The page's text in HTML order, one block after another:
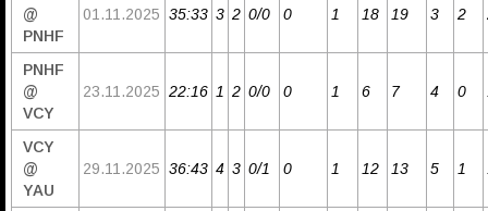
@
PNHF
01.11.2025 35:33 3 2 0/0 0 1 18 19 3 2
PNHF
@
VCY
23.11.2025 22:16 1 2 0/0 0 1 6 7 4 0
VCY
@
YAU
29.11.2025 36:43 4 3 0/1 0 1 12 13 5 1